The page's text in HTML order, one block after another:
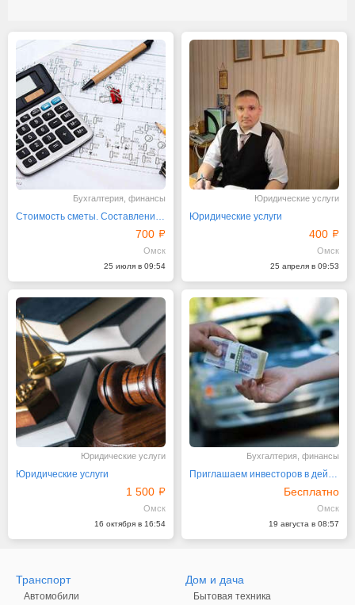
Бухгалтерия, финансы
Стоимость сметы. Составление смет. Гранд смета
700
Омск
25 июля в 09:54
Юридические услуги
Юридические услуги
400
Омск
25 апреля в 09:53
Юридические услуги
Юридические услуги
1 500
Омск
16 октября в 16:54
Бухгалтерия, финансы
Приглашаем инвесторов в действующий бизнес
Бесплатно
Омск
19 августа в 08:57
Транспорт
Автомобили
Дом и дача
Бытовая техника